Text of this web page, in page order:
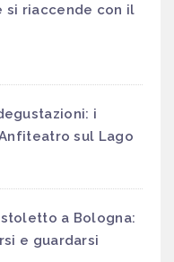
si riaccende con il
i
sul Lago
a Bologna:
e guardarsi